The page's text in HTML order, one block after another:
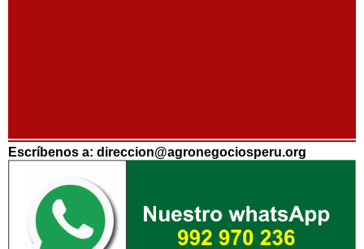
Escríbenos a: direccion@agronegociosperu.org